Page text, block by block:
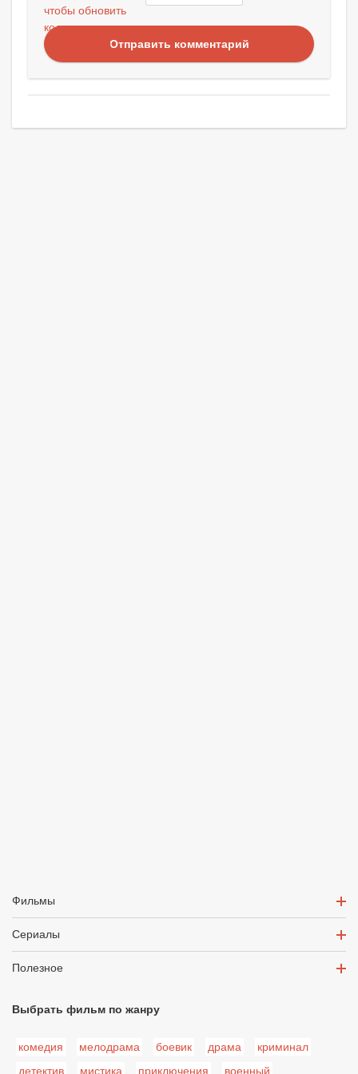
Отправить комментарий
Фильмы
Сериалы
Полезное
Выбрать фильм по жанру
комедия мелодрама боевик драма
криминал
детектив
мистика приключения военный